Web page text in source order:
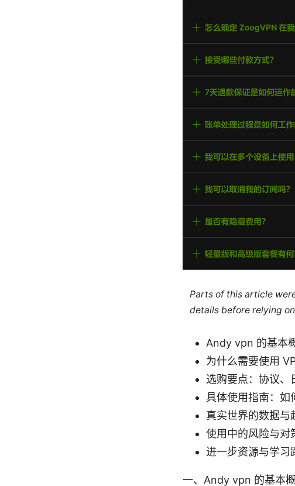
Parts of this article
details before relying
Andy vpn 的基本
为什么需要使用
选购要点：协议、
具体使用指南：
真实世界的数据与
使用中的风险与对
进一步资源与学习
一、Andy vpn 的基本